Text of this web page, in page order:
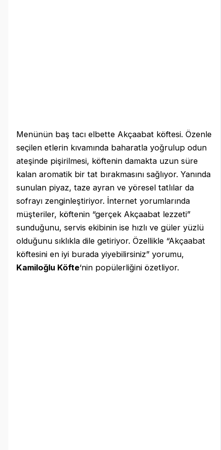
Menünün baş tacı elbette Akçaabat köftesi. Özenle
seçilen etlerin kıvamında baharatla yoğrulup odun
ateşinde pişirilmesi, köftenin damakta uzun süre
kalan aromatik bir tat bırakmasını sağlıyor. Yanında
sunulan piyaz, taze ayran ve yöresel tatlılar da
sofrayı zenginleştiriyor. İnternet yorumlarında
müşteriler, köftenin “gerçek Akçaabat lezzeti”
sunduğunu, servis ekibinin ise hızlı ve güler yüzlü
olduğunu sıklıkla dile getiriyor. Özellikle “Akçaabat
köftesini en iyi burada yiyebilirsiniz” yorumu,
Kamiloğlu Köfte‘nin popülerliğini özetliyor.